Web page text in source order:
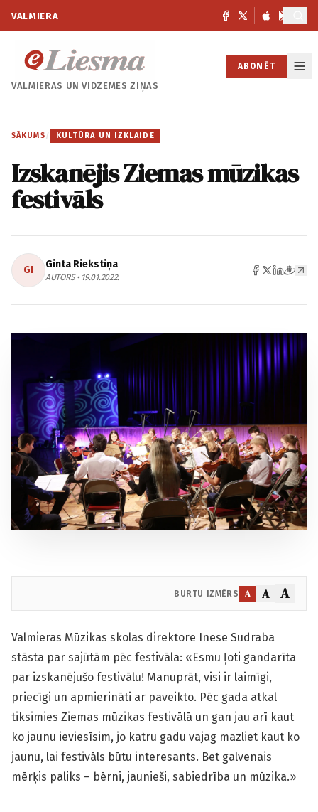
VALMIERA
VALMIERAS UNVIDZEMES ZIŅAS
ABONĒT
SĀKUMS / KULTŪRA UN IZKLAIDE
Izskanējis Ziemas mūzikas
festivāls
GI Ginta Riekstiņa
AUTORS • 19.01.2022.
BURTU IZMĒRS A A A
Valmieras Mūzikas skolas direktore Inese Sudraba
stāsta par sajūtām pēc festivāla: «Esmu ļoti gandarīta
par izskanējušo festivālu! Manuprāt, visi ir laimīgi,
priecīgi un apmierināti ar paveikto. Pēc gada atkal
tiksimies Ziemas mūzikas festivālā un gan jau arī kaut
ko jaunu ieviesīsim, jo katru gadu vajag mazliet kaut ko
jaunu, lai festivāls būtu interesants. Bet galvenais
mērķis paliks – bērni, jaunieši, sabiedrība un mūzika.»